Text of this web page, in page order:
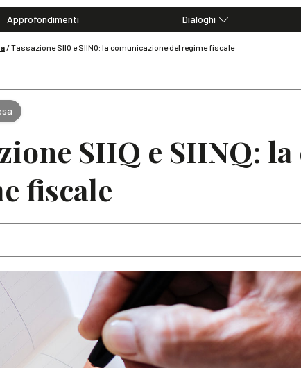
Approfondimenti
Dialoghi
/Tassazione SIIQ e SIINQ: la comunicazione del regime fiscale
SIIQ e SIINQ:
fiscale